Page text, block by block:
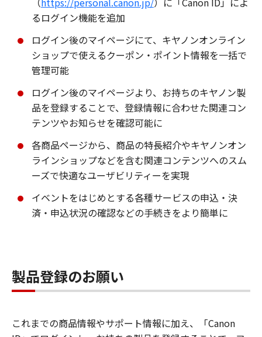
るログイン機能を追加
ログイン後のマイページにて、キヤノンオンライン
ショップで使えるクーポン・ポイント情報を一括で
管理可能
ログイン後のマイページより、お持ちのキヤノン製
品を登録することで、登録情報に合わせた関連コン
テンツやお知らせを確認可能に
各商品ページから、商品の特長紹介やキヤノンオン
ラインショップなどを含む関連コンテンツへのスム
ーズで快適なユーザビリティーを実現
イベントをはじめとする各種サービスの申込・決
済・申込状況の確認などの手続きをより簡単に
製品登録のお願い
これまでの商品情報やサポート情報に加え、「Canon